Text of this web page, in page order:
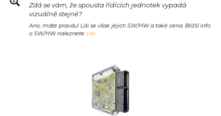
Zdá se vám, že spousta řídících jednotek vypadá
vizuálně stejně?
Ano, máte pravdu! Liší se však jejich SW/HW a také cena. Bližší info
o SW/HW naleznete zde.